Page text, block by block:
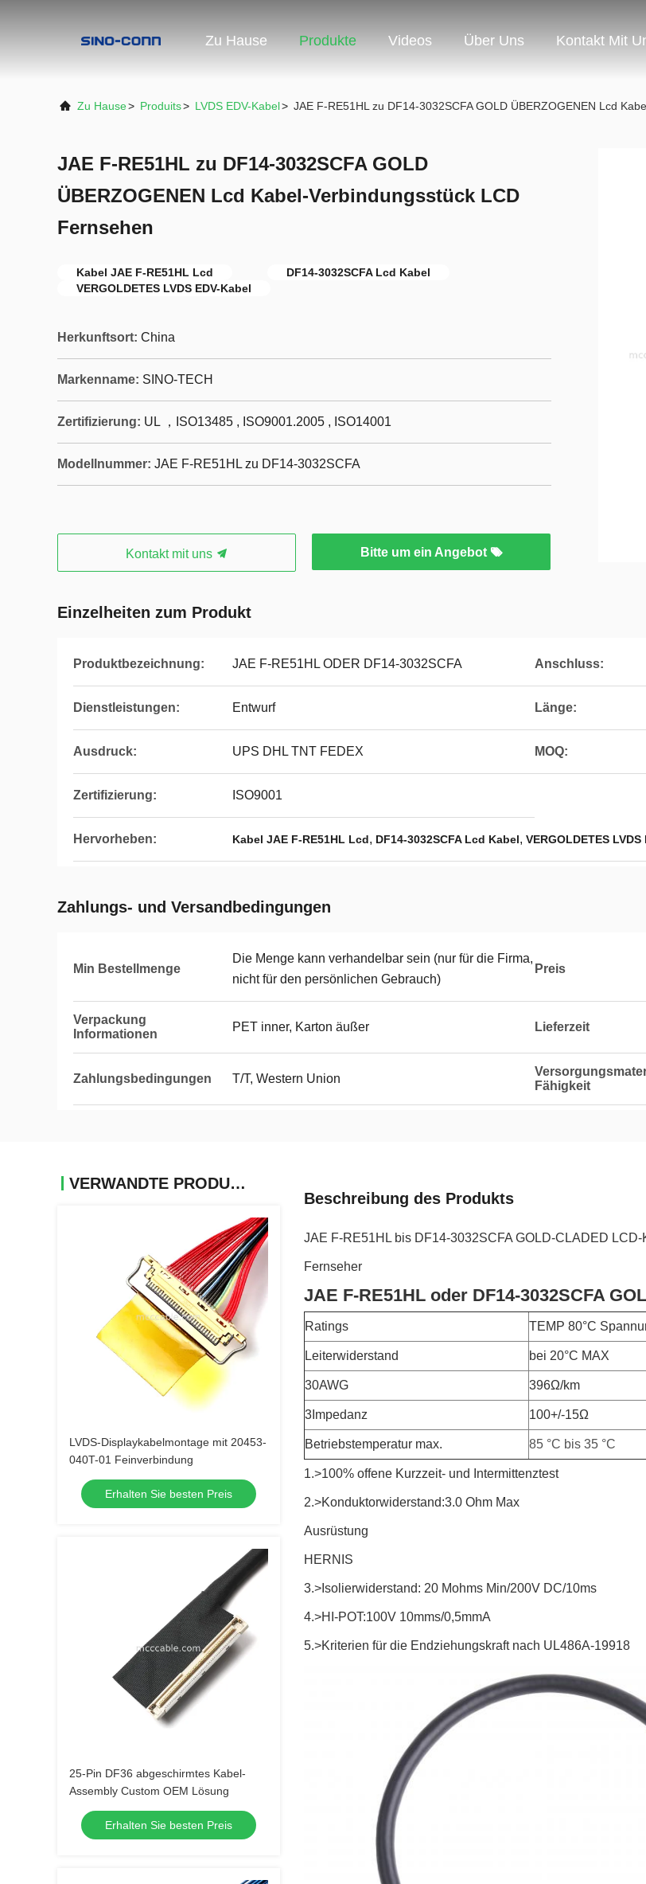
Zu Hause Produkte Videos Über Uns Kontakt Mit
Zu Hause> Produits> LVDS EDV-Kabel> JAE F-RE51HL zu DF14-3032SCFA GOLD ÜBERZOGENEN Lcd
JAE F-RE51HL zu DF14-3032SCFA GOLD
ÜBERZOGENEN Lcd Kabel-Verbindungsstück LCD
Fernsehen
Kabel JAE F-RE51HL Lcd
DF14-3032SCFA Lcd Kabel
VERGOLDETES LVDS EDV-Kabel
Herkunftsort: China
Markenname: SINO-TECH
Zertifizierung: UL ，ISO13485 , ISO9001.2005 , ISO14001
Modellnummer: JAE F-RE51HL zu DF14-3032SCFA
Kontakt mit uns Bitte um ein Angebot
Einzelheiten zum Produkt
Produktbezeichnung: JAE F-RE51HL ODER DF14-3032SCFA Anschluss:
Dienstleistungen: Entwurf Länge:
Ausdruck: UPS DHL TNT FEDEX MOQ:
Zertifizierung: ISO9001
Hervorheben: Kabel JAE F-RE51HL Lcd, DF14-3032SCFA Lcd Kabel, VERGOLDETES LVDS
Zahlungs- und Versandbedingungen
Min Bestellmenge
Die Menge kann verhandelbar sein (nur für die Firma,
nicht für den persönlichen Gebrauch)
Preis
Verpackung
Informationen
PET inner, Karton äußer Lieferzeit
Zahlungsbedingungen T/T, Western Union
Fähigkeit
VERWANDTE PRODUKTE
LVDS-Displaykabelmontage mit 20453-
040T-01 Feinverbindung
Erhalten Sie besten Preis
25-Pin DF36 abgeschirmtes Kabel-
Assembly Custom OEM Lösung
Erhalten Sie besten Preis
Beschreibung des Produkts
JAE F-RE51HL bis DF14-3032SCFA GOLD-CLADED
Fernseher
JAE F-RE51HL oder DF14-3032SCFA
Ratings TEMP 80°C
Leiterwiderstand bei 20°C MAX
30AWG 396Ω/km
3Impedanz 100+/-15Ω
Betriebstemperatur max. 85 °C bis 35 °C
1.>100% offene Kurzzeit- und Intermittenztest
2.>Konduktorwiderstand:3.0 Ohm Max
Ausrüstung
HERNIS
3.>Isolierwiderstand: 20 Mohms Min/200V DC/10ms
4.>HI-POT:100V 10mms/0,5mmA
5.>Kriterien für die Endziehungskraft nach UL486A-19918